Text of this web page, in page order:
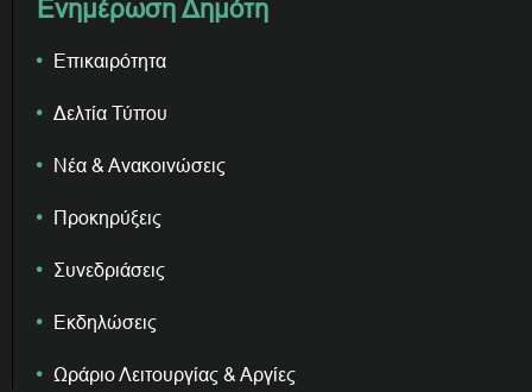
Ενημέρωση Δημότη
Επικαιρότητα
Δελτία Τύπου
Νέα & Ανακοινώσεις
Προκηρύξεις
Συνεδριάσεις
Εκδηλώσεις
Ωράριο Λειτουργίας & Αργίες